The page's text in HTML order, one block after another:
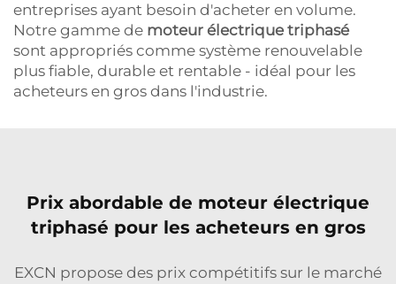
entreprises ayant besoin d'acheter en volume.
Notre gamme de moteur électrique triphasé
sont appropriés comme système renouvelable
plus fiable, durable et rentable - idéal pour les
acheteurs en gros dans l'industrie.
Prix abordable de moteur électrique
triphasé pour les acheteurs en gros
EXCN propose des prix compétitifs sur le marché